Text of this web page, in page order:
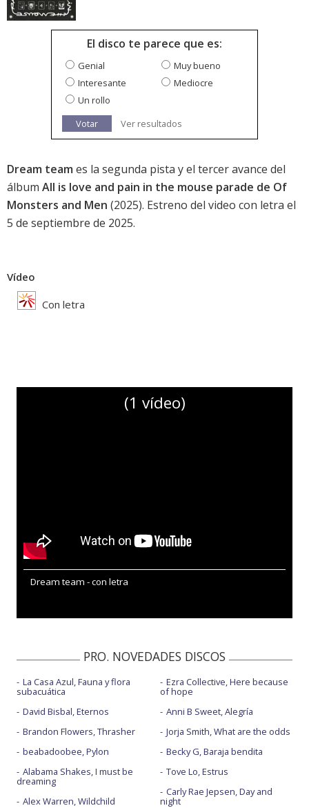
El disco te parece que es:
Genial
Muy bueno
Interesante
Mediocre
Un rollo
Votar
Ver resultados
Dream team es la segunda pista y el tercer avance del
álbum All is love and pain in the mouse parade de Of
Monsters and Men (2025). Estreno del video con letra el
5 de septiembre de 2025.
Vídeo
Con letra
(1 vídeo)
Dream team - con letra
PRO. NOVEDADES DISCOS
La Casa Azul, Fauna y flora
subacuática
David Bisbal, Eternos
Brandon Flowers, Thrasher
beabadoobee, Pylon
Alabama Shakes, I must be
dreaming
Alex Warren, Wildchild
Ezra Collective, Here because
of hope
Anni B Sweet, Alegría
Jorja Smith, What are the odds
Becky G, Baraja bendita
Tove Lo, Estrus
Carly Rae Jepsen, Day and
night